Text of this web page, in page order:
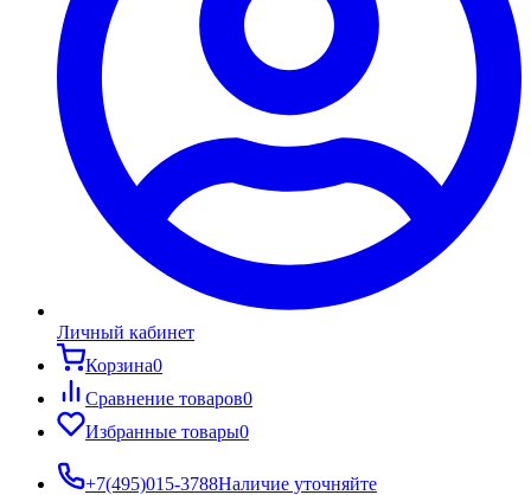
Личный кабинет
Корзина0
Сравнение товаров0
Избранные товары0
+7(495)015-3788Наличие уточняйте